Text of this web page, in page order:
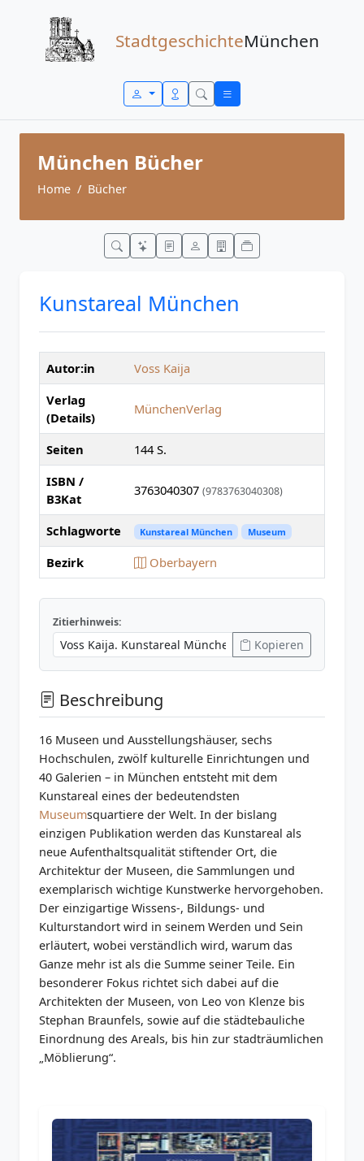
StadtgeschichteMünchen
München Bücher
Home Bücher
Kunstareal München
Autor:in
Voss Kaija
Verlag
(Details)
MünchenVerlag
Seiten
144 S.
ISBN /
B3Kat
3763040307 (9783763040308)
Schlagworte Kunstareal München Museum
Bezirk Oberbayern
Zitierhinweis:
Kopieren
Beschreibung
16 Museen und Ausstellungshäuser, sechs
Hochschulen, zwölf kulturelle Einrichtungen und
40 Galerien – in München entsteht mit dem
Kunstareal eines der bedeutendsten
Museumsquartiere der Welt. In der bislang
einzigen Publikation werden das Kunstareal als
neue Aufenthaltsqualität stiftender Ort, die
Architektur der Museen, die Sammlungen und
exemplarisch wichtige Kunstwerke hervorgehoben.
Der einzigartige Wissens-, Bildungs- und
Kulturstandort wird in seinem Werden und Sein
erläutert, wobei verständlich wird, warum das
Ganze mehr ist als die Summe seiner Teile. Ein
besonderer Fokus richtet sich dabei auf die
Architekten der Museen, von Leo von Klenze bis
Stephan Braunfels, sowie auf die städtebauliche
Einordnung des Areals, bis hin zur stadträumlichen
„Möblierung“.